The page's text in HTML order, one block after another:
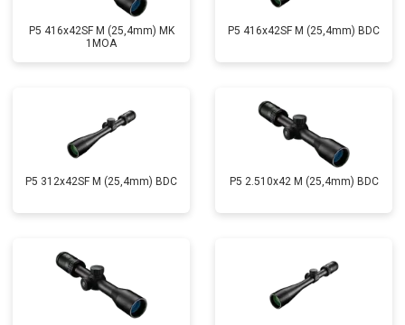
P5 416x42SF M (25,4mm) MK
1MOA
P5 416x42SF M (25,4mm) BDC
P5 312x42SF M (25,4mm) BDC P5 2.510x42 M (25,4mm) BDC